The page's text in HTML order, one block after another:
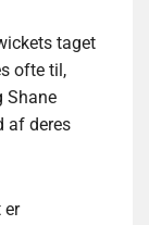
taget
ofte til,
Shane
af deres
er